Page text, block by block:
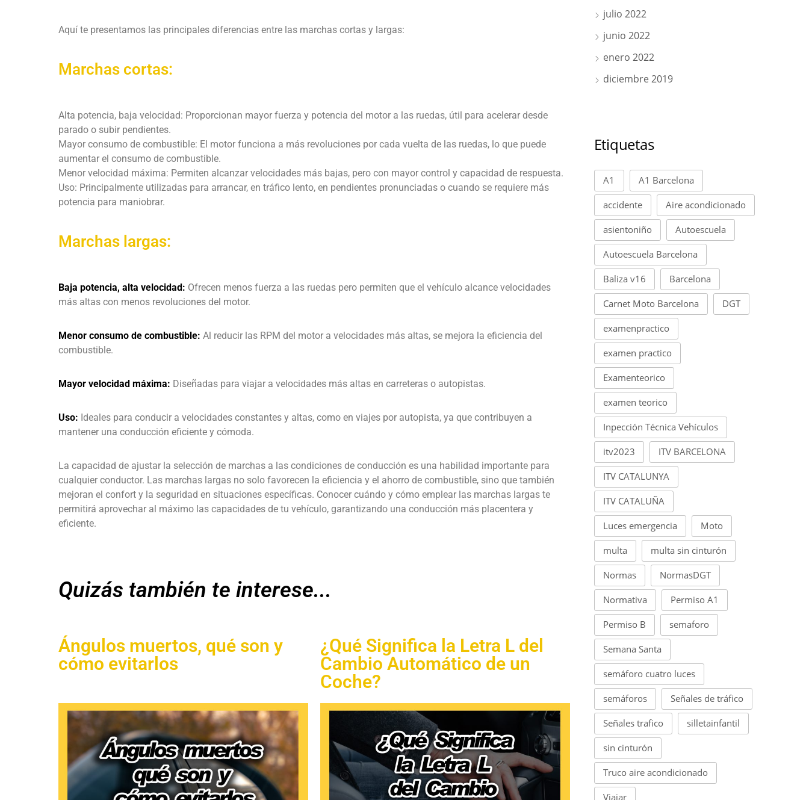
Aquí te presentamos las principales diferencias entre las marchas cortas y largas:
Marchas cortas:
Alta potencia, baja velocidad: Proporcionan mayor fuerza y potencia del motor a las ruedas, útil para acelerar desde
parado o subir pendientes.
Mayor consumo de combustible: El motor funciona a más revoluciones por cada vuelta de las ruedas, lo que puede
aumentar el consumo de combustible.
Menor velocidad máxima: Permiten alcanzar velocidades más bajas, pero con mayor control y capacidad de respuesta.
Uso: Principalmente utilizadas para arrancar, en tráfico lento, en pendientes pronunciadas o cuando se requiere más
potencia para maniobrar.
Marchas largas:
Baja potencia, alta velocidad: Ofrecen menos fuerza a las ruedas pero permiten que el vehículo alcance velocidades
más altas con menos revoluciones del motor.
Menor consumo de combustible: Al reducir las RPM del motor a velocidades más altas, se mejora la eficiencia del
combustible.
Mayor velocidad máxima: Diseñadas para viajar a velocidades más altas en carreteras o autopistas.
Uso: Ideales para conducir a velocidades constantes y altas, como en viajes por autopista, ya que contribuyen a
mantener una conducción eficiente y cómoda.
La capacidad de ajustar la selección de marchas a las condiciones de conducción es una habilidad importante para
cualquier conductor. Las marchas largas no solo favorecen la eficiencia y el ahorro de combustible, sino que también
mejoran el confort y la seguridad en situaciones específicas. Conocer cuándo y cómo emplear las marchas largas te
permitirá aprovechar al máximo las capacidades de tu vehículo, garantizando una conducción más placentera y
eficiente.
Quizás también te interese...
Ángulos muertos, qué son y
cómo evitarlos
¿Qué Significa la Letra L del
Cambio Automático de un
Coche?
julio 2022
junio 2022
enero 2022
diciembre 2019
Etiquetas
A1 A1 Barcelona
accidente Aire acondicionado
asientoniño Autoescuela
Autoescuela Barcelona
Baliza v16 Barcelona
Carnet Moto Barcelona DGT
examenpractico
examen practico
Examenteorico
examen teorico
Inpección Técnica Vehículos
itv2023 ITV BARCELONA
ITV CATALUNYA
ITV CATALUÑA
Luces emergencia Moto
multa multa sin cinturón
Normas NormasDGT
Normativa Permiso A1
Permiso B semaforo
Semana Santa
semáforo cuatro luces
semáforos Señales de tráfico
Señales trafico silletainfantil
sin cinturón
Truco aire acondicionado
Viajar